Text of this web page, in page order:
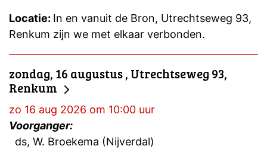
Locatie: In en vanuit de Bron, Utrechtseweg 93,
Renkum zijn we met elkaar verbonden.
zondag, 16 augustus , Utrechtseweg 93,
Renkum
zo 16 aug 2026 om 10:00 uur
Voorganger:
ds, W. Broekema (Nijverdal)